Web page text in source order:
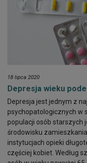
18 lipca 2020
Depresja wieku
Depresja jest jednym z
psychopatologicznych w
populacji osób starszych
środowisku
instytucjach opieki
częściej kobiet. Według